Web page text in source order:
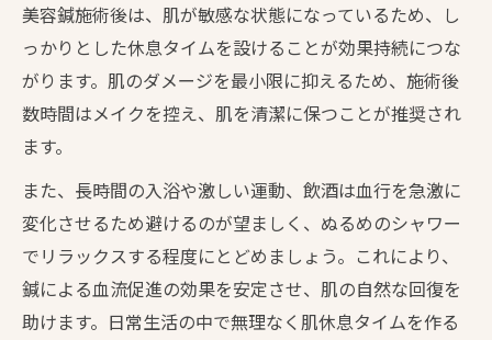
美容鍼施術後は、肌が敏感な状態になっているため、し
っかりとした休息タイムを設けることが効果持続につな
がります。肌のダメージを最小限に抑えるため、施術後
数時間はメイクを控え、肌を清潔に保つことが推奨され
ます。
また、長時間の入浴や激しい運動、飲酒は血行を急激に
変化させるため避けるのが望ましく、ぬるめのシャワー
でリラックスする程度にとどめましょう。これにより、
鍼による血流促進の効果を安定させ、肌の自然な回復を
助けます。日常生活の中で無理なく肌休息タイムを作る